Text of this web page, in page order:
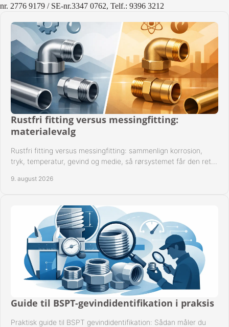
FAQ
SØGNING
KUNDECENTER
FAVORIT
B2BLOGIN
nr. 2776 9179 / SE-nr.3347 0762, Telf.: 9396 3212
Rustfri fitting versus messingfitting:
materialevalg
Rustfri fitting versus messingfitting: sammenlign korrosion,
tryk, temperatur, gevind og medie, så rørsystemet får den rette
9. august 2026
Guide til BSPT-gevindidentifikation i praksis
Praktisk guide til BSPT gevindidentifikation: Sådan måler du